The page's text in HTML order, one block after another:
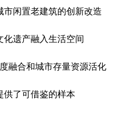
闲置老建筑的创新改造
遗产融入生活空间
合和城市存量资源活化
了可借鉴的样本